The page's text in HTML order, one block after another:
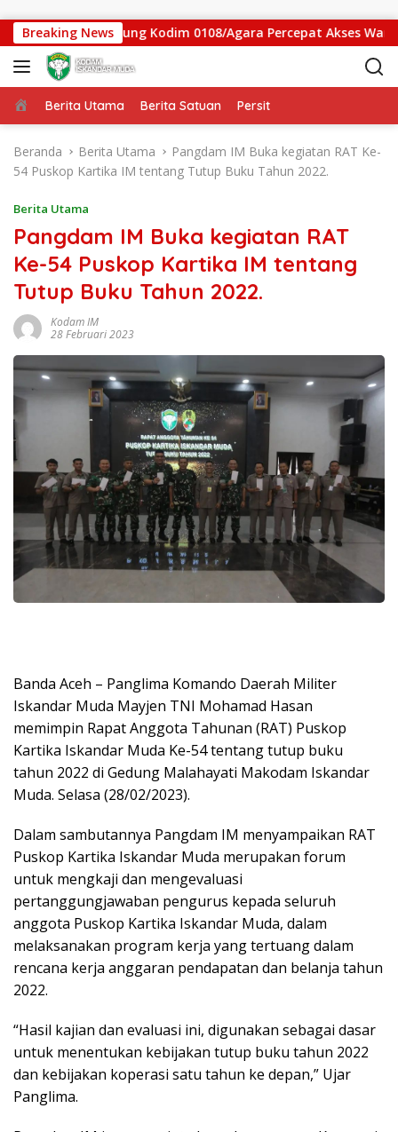
Breaking News
Gantung Kodim 0108/Agara Percepat Akses Warga Ds.
Beranda
Berita Utama Berita Satuan Persit
Beranda Berita Utama
Pangdam IM Buka kegiatan RAT Ke-
54 Puskop Kartika IM tentang Tutup Buku Tahun 2022.
Berita Utama
Pangdam IM Buka kegiatan RAT
Ke-54 Puskop Kartika IM tentang
Tutup Buku Tahun 2022.
Kodam IM
28 Februari 2023
Banda Aceh – Panglima Komando Daerah Militer
Iskandar Muda Mayjen TNI Mohamad Hasan
memimpin Rapat Anggota Tahunan (RAT) Puskop
Kartika Iskandar Muda Ke-54 tentang tutup buku
tahun 2022 di Gedung Malahayati Makodam Iskandar
Muda. Selasa (28/02/2023).
Dalam sambutannya Pangdam IM menyampaikan RAT
Puskop Kartika Iskandar Muda merupakan forum
untuk mengkaji dan mengevaluasi
pertanggungjawaban pengurus kepada seluruh
anggota Puskop Kartika Iskandar Muda, dalam
melaksanakan program kerja yang tertuang dalam
rencana kerja anggaran pendapatan dan belanja tahun
2022.
“Hasil kajian dan evaluasi ini, digunakan sebagai dasar
untuk menentukan kebijakan tutup buku tahun 2022
dan kebijakan koperasi satu tahun ke depan,” Ujar
Panglima.